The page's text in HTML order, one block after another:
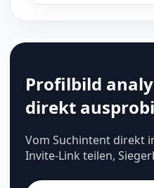
Profilbild
direkt
Vom Suchintent direkt
Invite-Link teilen,